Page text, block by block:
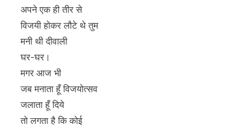
अपने एक ही तीर से
विजयी होकर लौटे थे तुम
मनी थी दीवाली
घर-घर।
मगर आज भी
जब मनाता हूँ विजयोत्सव
जलाता हूँ दिये
तो लगता है कि कोई